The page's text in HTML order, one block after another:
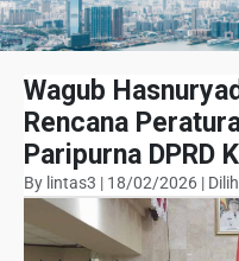
Wagub
Rencana
Paripurna DPRD
By lintas3 | 18/02/2026 |